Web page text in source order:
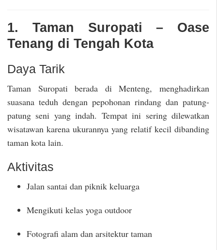
1. Taman Suropati – Oase
Tenang di Tengah Kota
Daya Tarik
Taman Suropati berada di Menteng, menghadirkan
suasana teduh dengan pepohonan rindang dan patung-
patung seni yang indah. Tempat ini sering dilewatkan
wisatawan karena ukurannya yang relatif kecil dibanding
taman kota lain.
Aktivitas
Jalan santai dan piknik keluarga
Mengikuti kelas yoga outdoor
Fotografi alam dan arsitektur taman